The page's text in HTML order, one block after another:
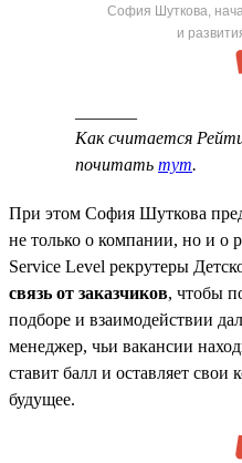
София Шуткова,
и
Как считается
почитать тут.
При этом София Шуткова
не только о компании, но и о
Service Level рекрутеры
связь от заказчиков, чтобы
подборе и взаимодействии
менеджер, чьи вакансии
ставит балл и оставляет
будущее.